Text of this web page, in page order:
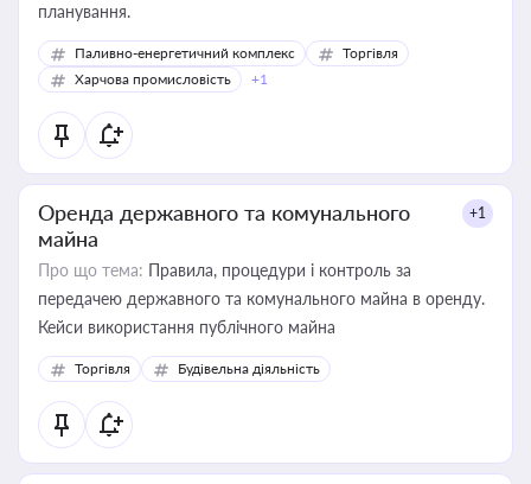
планування.
Паливно-енергетичний комплекс
Торгівля
Харчова промисловість
+1
Оренда державного та комунального
майна
+1
Про що тема: Правила, процедури і контроль за
передачею державного та комунального майна в оренду.
Кейси використання публічного майна
Торгівля Будівельна діяльність